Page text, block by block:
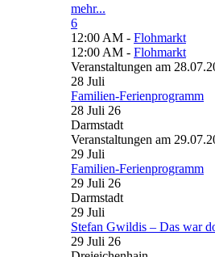
mehr...
6
12:00 AM - Flohmarkt
12:00 AM - Flohmarkt
Veranstaltungen am
28 Juli
Familien-Ferienprogramm
28 Juli 26
Darmstadt
Veranstaltungen am
29 Juli
Familien-Ferienprogramm
29 Juli 26
Darmstadt
29 Juli
Stefan Gwildis – Das war
29 Juli 26